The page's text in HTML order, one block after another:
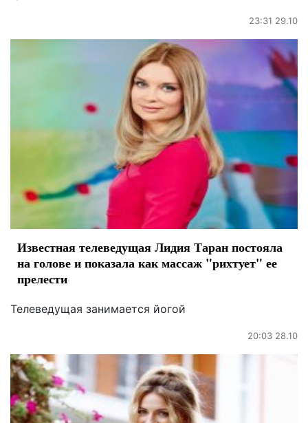
23:31 29.10
Известная телеведущая Лидия Таран постояла
на голове и показала как массаж "рихтует" ее
прелести
Телеведущая занимается йогой
20:03 28.10